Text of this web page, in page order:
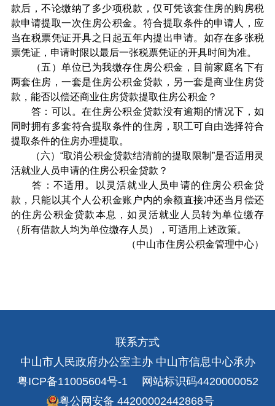
款后，不论缴纳了多少项税款，仅可凭该套住房的购房税
款申请提取一次住房公积金。符合提取条件的申请人，应
当在税票凭证开具之日起五年内提出申请。如存在多张税
票凭证，申请时限以最后一张税票凭证的开具时间为准。
（五）单位已为我缴存住房公积金，目前家庭名下有
两套住房，一套是住房公积金贷款，另一套是商业住房贷
款，能否以偿还商业住房贷款提取住房公积金？
答：可以。在住房公积金贷款没有逾期的情况下，如
同时拥有多套符合提取条件的住房，职工可自由选择符合
提取条件的住房办理提取。
（六）“取消公积金贷款结清前的提取限制”是否适用灵
活就业人员申请的住房公积金贷款？
答：不适用。以灵活就业人员申请的住房公积金贷
款，只能以其个人公积金账户内的余额直接冲还当月偿还
的住房公积金贷款本息，如灵活就业人员转为单位缴存
（所有借款人均为单位缴存人员），可适用上述政策。
（中山市住房公积金管理中心）
联系方式
中山市人民政府办公室主办 中山市信息中心承办
粤ICP备11005604号-1
网站标识码4420000052
粤公网安备 44200002442868号